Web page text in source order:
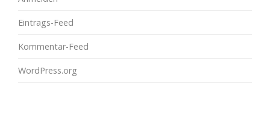
Eintrags-Feed
Kommentar-Feed
WordPress.org